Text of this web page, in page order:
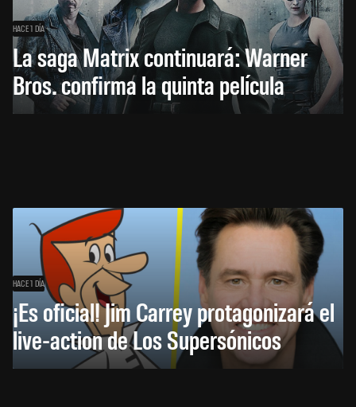
HACE 1 DÍA
La saga Matrix continuará: Warner
Bros. confirma la quinta película
HACE 1 DÍA
¡Es oficial! Jim Carrey protagonizará el
live-action de Los Supersónicos